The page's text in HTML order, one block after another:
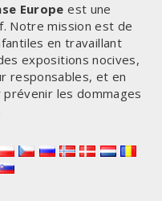
Europe est une
Notre mission est de
en travaillant
expositions nocives,
responsables, et en
les dommages